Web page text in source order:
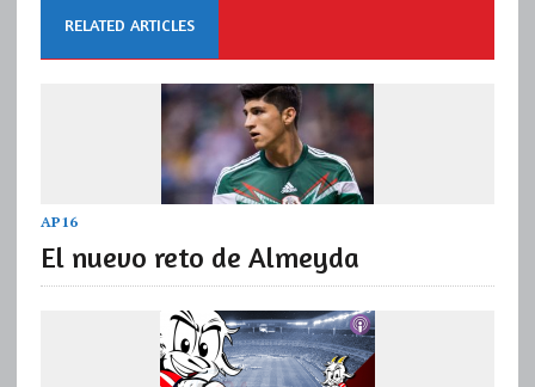
RELATED ARTICLES
AP16
El nuevo reto de Almeyda